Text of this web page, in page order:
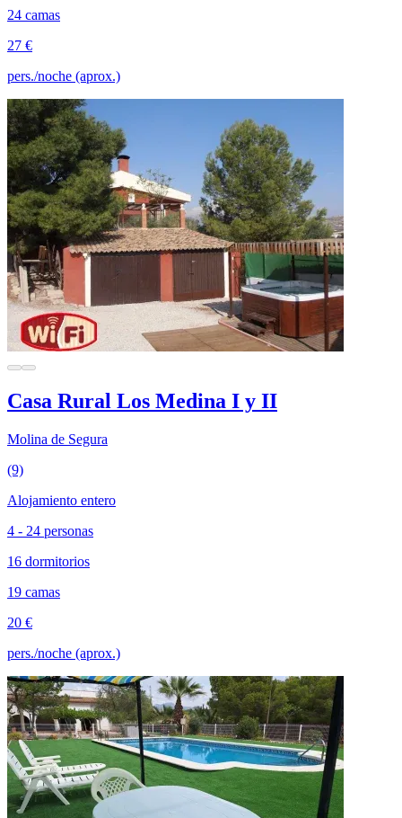
24 camas
27 €
pers./noche (aprox.)
Casa Rural Los Medina I y II
Molina de Segura
(9)
Alojamiento entero
4 - 24 personas
16 dormitorios
19 camas
20 €
pers./noche (aprox.)